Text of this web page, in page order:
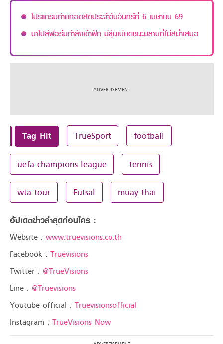
โปรแกรมถ่ายทอดสดประจำวันจันทร์ที่ 6 เมษายน 69
นาโปลีฟอร์มกำลังเข้าฝัก มีลุ้นเบียดชนะมิลานที่ไม่สม่ำเสมอ
Tag Hit TrueSport football
uefa champions league tennis
wta tour Futsal muay thai
อัปเดตข่าวล่าสุดก่อนใคร :
Website : www.truevisions.co.th
Facebook : Truevisions
Twitter : @TrueVisions
Line : @Truevisions
Youtube official : Truevisionsofficial
Instagram : TrueVisions Now